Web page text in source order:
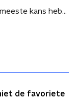
Waarom je op maandag de meeste kans hebt op een hartaanval
de favoriete